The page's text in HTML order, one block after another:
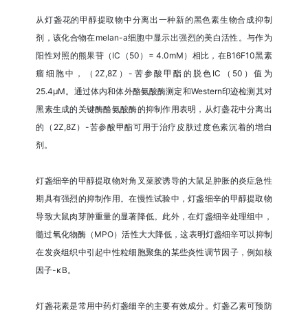
从灯盏花的甲醇提取物中分离出一种新的黑色素生物合成抑制
剂，该化合物在melan-a细胞中显示出强烈的美白活性。与作为
阳性对照的熊果苷（IC（50）= 4.0mM）相比，在B16F10黑素
瘤细胞中，（2Z,8Z）-苦参酸甲酯的脱色IC（50）值为
25.4μM。通过体内和体外酪氨酸酶测定和Western印迹检测其对
黑素生成的关键酶酪氨酸酶的抑制作用表明，从灯盏花中分离出
的（2Z,8Z）-苦参酸甲酯可用于治疗皮肤过度色素沉着的增白
剂。
灯盏细辛的甲醇提取物对角叉菜胶诱导的大鼠足肿胀的炎症急性
期具有强烈的抑制作用。在慢性试验中，灯盏细辛的甲醇提取物
导致大鼠肉芽肿重量的显著降低。此外，在灯盏细辛处理组中，
髓过氧化物酶（MPO）活性大大降低，这表明灯盏细辛可以抑制
在发炎组织中引起中性粒细胞聚集的某些炎性调节因子，例如核
因子-κB。
灯盏花素是常用中药灯盏细辛的主要有效成分。灯盏乙素可预防